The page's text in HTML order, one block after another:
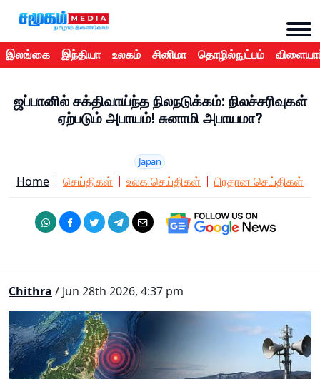
இலங்கை இந்தியா உலகம் சினிமா தொழில்நுட்பம்
ஜப்பானில் சக்திவாய்ந்த நிலநடுக்கம்: நிலச்சரிவுகள்
ஏற்படும் அபாயம்! சுனாமி அபாயமா?
Japan
Home செய்திகள் உலக செய்திகள் பிரதான செய்திகள்
Chithra / Jun 28th 2026, 4:37 pm